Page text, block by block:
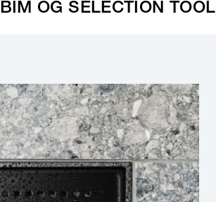
BIM OG SELECTION TOOL